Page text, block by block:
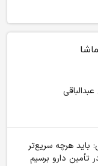
باید هرچه سریع‌تر
تأمین دارو برسیم